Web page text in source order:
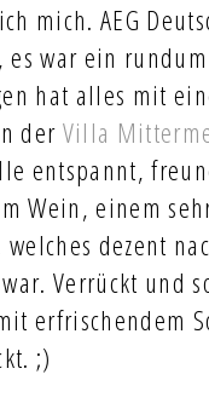
mich. AEG
es war ein
hat alles mit
derVilla
entspannt,
Wein, einem
dezent
Verrückt und
erfrischendem
;)